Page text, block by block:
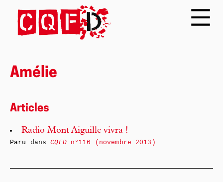
Amélie
Articles
Radio Mont Aiguille vivra !
Paru dansCQFDn°116 (novembre 2013)